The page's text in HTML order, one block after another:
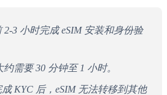
2-3 小时完成 eSIM 安装和身份验
需要 30 分钟至 1 小时。
KYC 后，eSIM 无法转移到其他